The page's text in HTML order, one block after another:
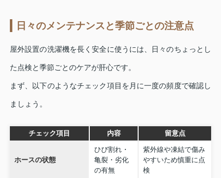
日々のメンテナンスと季節ごとの注意点
屋外設置の洗濯機を長く安全に使うには、日々のちょっとし
た点検と季節ごとのケアが肝心です。
まず、以下のようなチェック項目を月に一度の頻度で確認し
ましょう。
チェック項目 内容 留意点
ホースの状態
ひび割れ・
亀裂・劣化
の有無
紫外線や凍結で傷み
やすいため慎重に点
検